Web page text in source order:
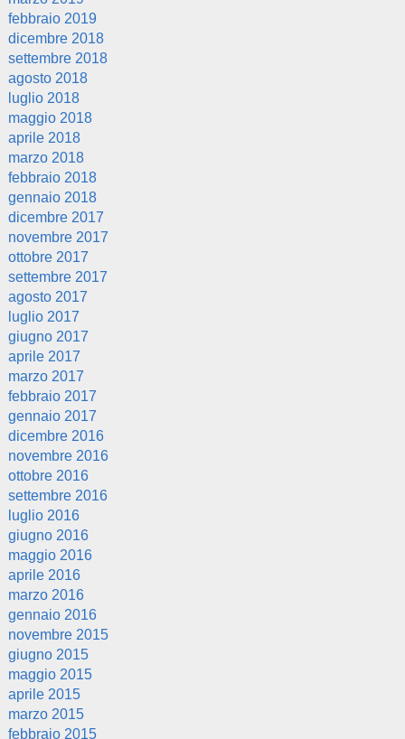
febbraio 2019
dicembre 2018
settembre 2018
agosto 2018
luglio 2018
maggio 2018
aprile 2018
marzo 2018
febbraio 2018
gennaio 2018
dicembre 2017
novembre 2017
ottobre 2017
settembre 2017
agosto 2017
luglio 2017
giugno 2017
aprile 2017
marzo 2017
febbraio 2017
gennaio 2017
dicembre 2016
novembre 2016
ottobre 2016
settembre 2016
luglio 2016
giugno 2016
maggio 2016
aprile 2016
marzo 2016
gennaio 2016
novembre 2015
giugno 2015
maggio 2015
aprile 2015
marzo 2015
febbraio 2015